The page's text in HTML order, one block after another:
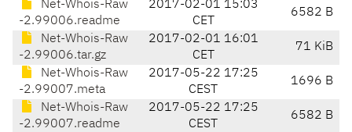
Net-Whois-Raw
-2.99006.readme
2017-02-01 15:03
CET
6582 B
Net-Whois-Raw
-2.99006.tar.gz
2017-02-01 16:01
CET
71 KiB
Net-Whois-Raw
-2.99007.meta
2017-05-22 17:25
CEST
1696 B
Net-Whois-Raw
-2.99007.readme
2017-05-22 17:25
CEST
6582 B